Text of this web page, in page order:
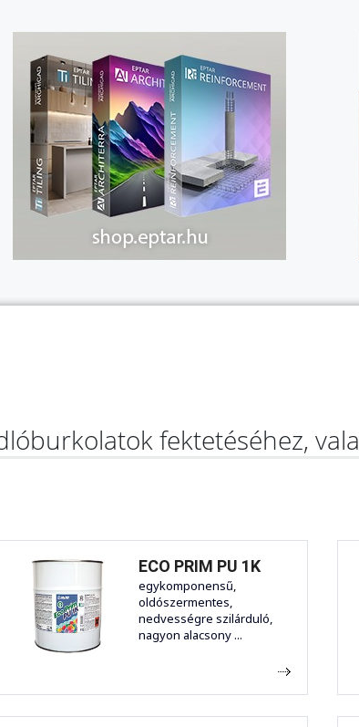
fektetéséhez,
ECO PRIM PU 1K
egykomponensű,
oldószermentes,
nedvességre szilárduló,
nagyon alacsony ...